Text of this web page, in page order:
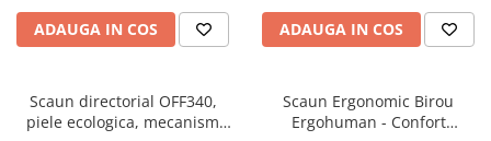
Mobila camera copii
Saltele patuturi copii
Paturi copii
ADAUGA IN COS ADAUGA IN COS
Scaun directorial OFF340,
piele ecologica, mecanism
Scaun Ergonomic Birou
Ergohuman - Confort